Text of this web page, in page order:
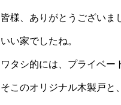
皆様、ありがとうございま
いい家でしたね。
ワタシ的には、プライベー
そこのオリジナル木製戸と